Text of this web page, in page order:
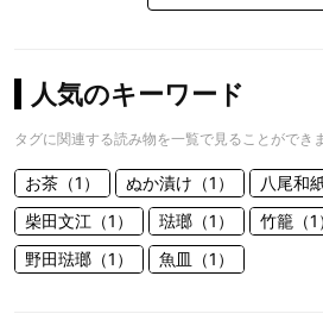
人気のキーワード
タグに関連する読み物を一覧で見ることができ
お茶（1） ぬか漬け（1） 八尾和
柴田文江（1）
琺瑯（1） 竹籠（1
野田琺瑯（1）
魚皿（1）